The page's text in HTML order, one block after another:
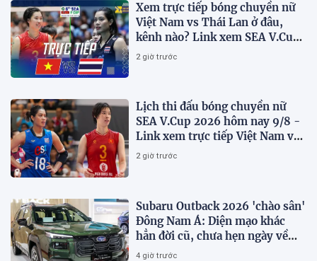
Xem trực tiếp bóng chuyền nữ
Việt Nam vs Thái Lan ở đâu,
kênh nào? Link xem SEA V.Cup
2026 mới nhất
2 giờ trước
Lịch thi đấu bóng chuyền nữ
SEA V.Cup 2026 hôm nay 9/8 -
Link xem trực tiếp Việt Nam vs
Thái Lan
2 giờ trước
Subaru Outback 2026 'chào sân'
Đông Nam Á: Diện mạo khác
hẳn đời cũ, chưa hẹn ngày về
Việt Nam
4 giờ trước